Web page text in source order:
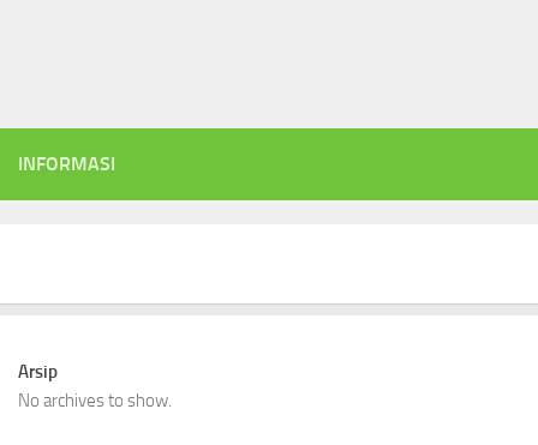
INFORMASI
Arsip
No archives to show.